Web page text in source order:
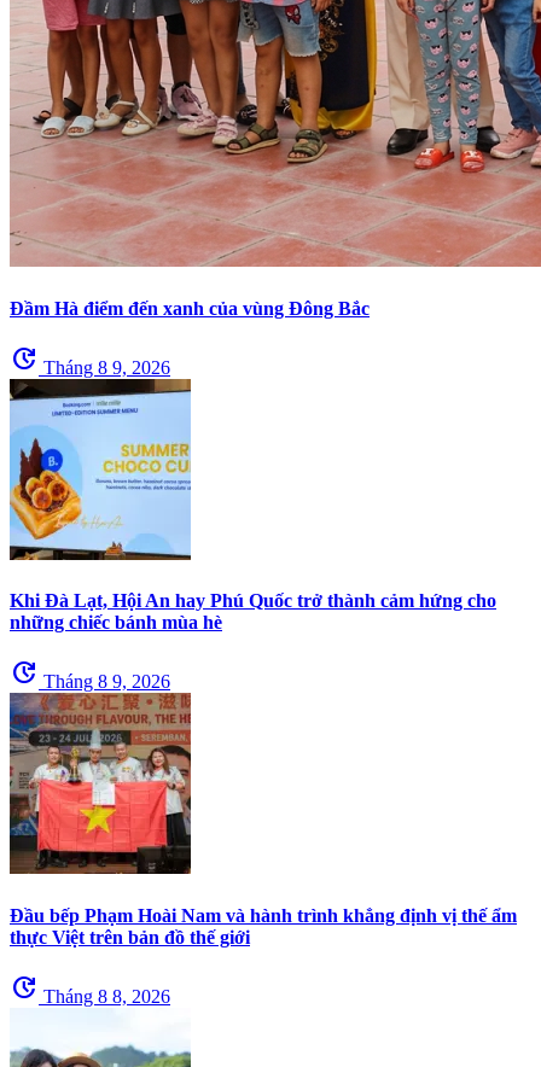
Đầm Hà điểm đến xanh của vùng Đông Bắc
update Tháng 8 9, 2026
Khi Đà Lạt, Hội An hay Phú Quốc trở thành cảm hứng cho
những chiếc bánh mùa hè
update Tháng 8 9, 2026
Đầu bếp Phạm Hoài Nam và hành trình khẳng định vị thế ẩm
thực Việt trên bản đồ thế giới
update Tháng 8 8, 2026